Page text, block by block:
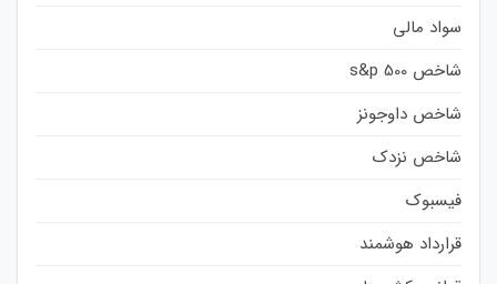
سواد مالی
شاخص s&p 500
شاخص داوجونز
شاخص نزدک
فیسبوک
قرارداد هوشمند